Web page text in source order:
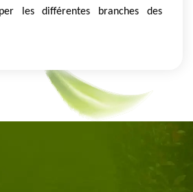
les différentes branches des